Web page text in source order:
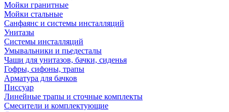
Мойки гранитные
Мойки стальные
Санфаянс и системы инсталляций
Унитазы
Системы инсталляций
Умывальники и пьедесталы
Чаши для унитазов, бачки, сиденья
Гофры, сифоны, трапы
Арматура для бачков
Писсуар
Линейные трапы и сточные комплекты
Смесители и комплектующие